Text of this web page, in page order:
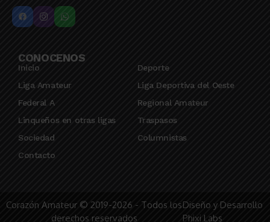
CONOCENOS
Inicio
Deporte
Liga Amateur
Liga Deportiva del Oeste
Federal A
Regional Amateur
Linqueños en otras ligas
Traspasos
Sociedad
Columnistas
Contacto
Corazón Amateur © 2019-2026 - Todos los
derechos reservados
Diseño y Desarrollo
Phixi Labs